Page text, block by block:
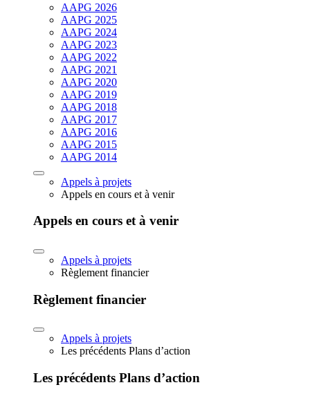
AAPG 2026
AAPG 2025
AAPG 2024
AAPG 2023
AAPG 2022
AAPG 2021
AAPG 2020
AAPG 2019
AAPG 2018
AAPG 2017
AAPG 2016
AAPG 2015
AAPG 2014
Appels à projets
Appels en cours et à venir
Appels en cours et à venir
Appels à projets
Règlement financier
Règlement financier
Appels à projets
Les précédents Plans d’action
Les précédents Plans d’action